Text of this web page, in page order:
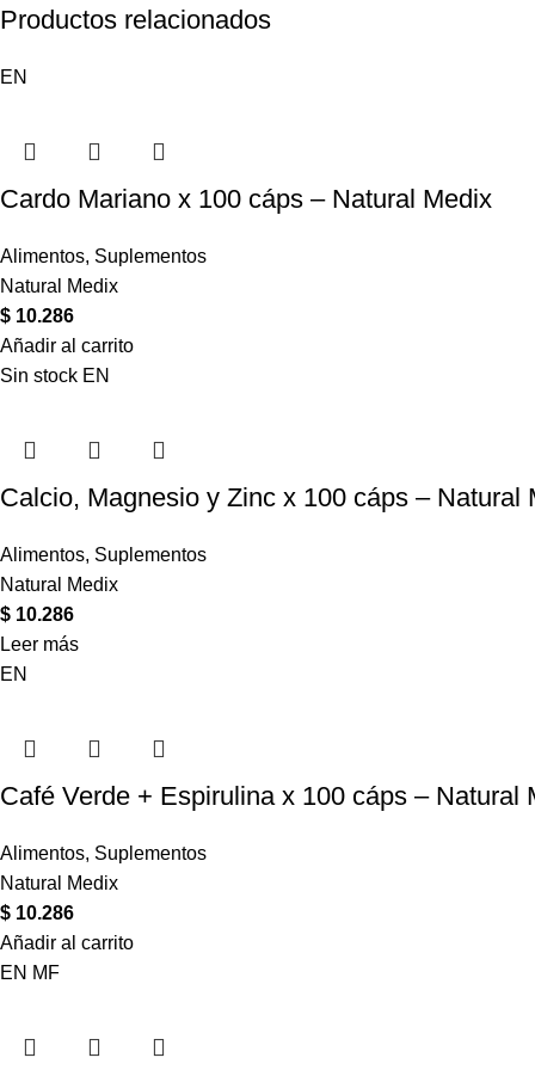
Productos relacionados
EN
Cardo Mariano x 100 cáps – Natural Medix
Alimentos, Suplementos
Natural Medix
$ 10.286
Añadir al carrito
Sin stock EN
Calcio, Magnesio y Zinc x 100 cáps – Natural
Alimentos, Suplementos
Natural Medix
$ 10.286
Leer más
EN
Café Verde + Espirulina x 100 cáps – Natural
Alimentos, Suplementos
Natural Medix
$ 10.286
Añadir al carrito
EN MF